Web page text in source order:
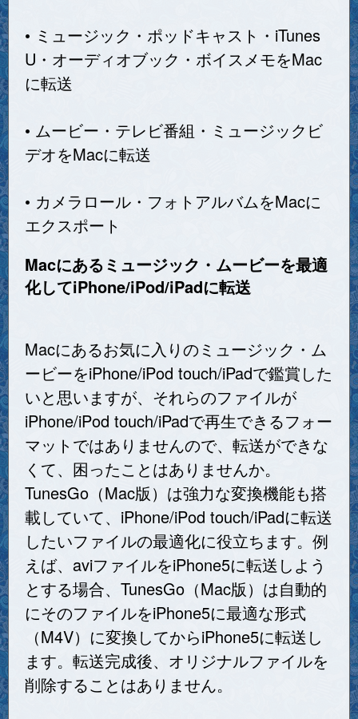
• ミュージック・ポッドキャスト・iTunes
U・オーディオブック・ボイスメモをMac
に転送
• ムービー・テレビ番組・ミュージックビ
デオをMacに転送
• カメラロール・フォトアルバムをMacに
エクスポート
Macにあるミュージック・ムービーを最適
化してiPhone/iPod/iPadに転送
Macにあるお気に入りのミュージック・ム
ービーをiPhone/iPod touch/iPadで鑑賞した
いと思いますが、それらのファイルが
iPhone/iPod touch/iPadで再生できるフォー
マットではありませんので、転送ができな
くて、困ったことはありませんか。
TunesGo（Mac版）は強力な変換機能も搭
載していて、iPhone/iPod touch/iPadに転送
したいファイルの最適化に役立ちます。例
えば、aviファイルをiPhone5に転送しよう
とする場合、TunesGo（Mac版）は自動的
にそのファイルをiPhone5に最適な形式
（M4V）に変換してからiPhone5に転送し
ます。転送完成後、オリジナルファイルを
削除することはありません。